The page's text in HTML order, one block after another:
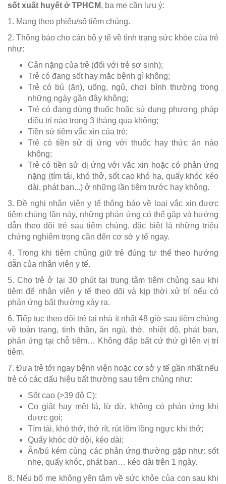
sốt xuất huyết ở TPHCM, ba mẹ cần lưu ý:
1. Mang theo phiếu/sổ tiêm chủng.
2. Thông báo cho cán bộ y tế về tình trạng sức khỏe của trẻ
như:
Cân nặng của trẻ (đối với trẻ sơ sinh);
Trẻ có đang sốt hay mắc bệnh gì không;
Trẻ có bú (ăn), uống, ngủ, chơi bình thường trong
những ngày gần đây không;
Trẻ có đang dùng thuốc hoặc sử dụng phương pháp
điều trị nào trong 3 tháng qua không;
Tiền sử tiêm vắc xin của trẻ;
Trẻ có tiền sử dị ứng với thuốc hay thức ăn nào
không;
Trẻ có tiền sử dị ứng với vắc xin hoặc có phản ứng
nặng (tím tái, khó thở, sốt cao khó hạ, quấy khóc kéo
dài, phát ban...) ở những lần tiêm trước hay không.
3. Đề nghị nhân viên y tế thông báo về loại vắc xin được
tiêm chủng lần này, những phản ứng có thể gặp và hướng
dẫn theo dõi trẻ sau tiêm chủng, đặc biệt là những triệu
chứng nghiêm trọng cần đến cơ sở y tế ngay.
4. Trong khi tiêm chủng giữ trẻ đúng tư thế theo hướng
dẫn của nhân viên y tế.
5. Cho trẻ ở lại 30 phút tại trung tâm tiêm chủng sau khi
tiêm để nhân viên y tế theo dõi và kịp thời xử trí nếu có
phản ứng bất thường xảy ra.
6. Tiếp tục theo dõi trẻ tại nhà ít nhất 48 giờ sau tiêm chủng
về toàn trạng, tinh thần, ăn ngủ, thở, nhiệt độ, phát ban,
phản ứng tại chỗ tiêm… Không đắp bất cứ thứ gì lên vị trí
tiêm.
7. Đưa trẻ tới ngay bệnh viện hoặc cơ sở y tế gần nhất nếu
trẻ có các dấu hiệu bất thường sau tiêm chủng như:
Sốt cao (>39 độ C);
Co giật hay mệt lả, lừ đừ, không có phản ứng khi
được gọi;
Tím tái, khó thở, thở rít, rút lõm lồng ngực khi thở;
Quấy khóc dữ dội, kéo dài;
Ăn/bú kém cùng các phản ứng thường gặp như: sốt
nhẹ, quấy khóc, phát ban… kéo dài trên 1 ngày.
8. Nếu bố mẹ không yên tâm về sức khỏe của con sau khi